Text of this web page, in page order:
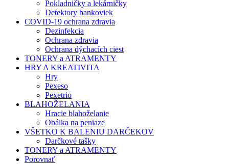
Pokladničky a lekárničky
Detektory bankoviek
COVID-19 ochrana zdravia
Dezinfekcia
Ochrana zdravia
Ochrana dýchacích ciest
TONERY a ATRAMENTY
HRY A KREATIVITA
Hry
Pexeso
Pexetrio
BLAHOŽELANIA
Hracie blahoželanie
Obálka na peniaze
VŠETKO K BALENIU DARČEKOV
Darčkové tašky
TONERY a ATRAMENTY
Porovnať